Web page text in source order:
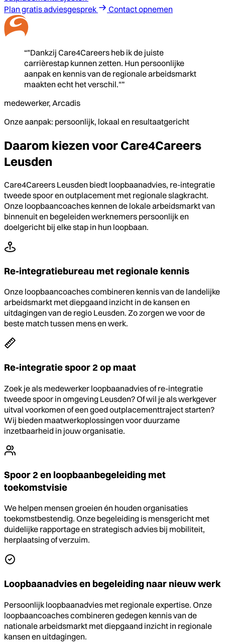
Plan gratis adviesgesprek
Contact opnemen
“"Dankzij Care4Careers heb ik de juiste
carrièrestap kunnen zetten. Hun persoonlijke
aanpak en kennis van de regionale arbeidsmarkt
maakten echt het verschil."”
medewerker, Arcadis
Onze aanpak: persoonlijk, lokaal en resultaatgericht
Daarom kiezen voor Care4Careers
Leusden
Care4Careers Leusden biedt loopbaanadvies, re-integratie
tweede spoor en outplacement met regionale slagkracht.
Onze loopbaancoaches kennen de lokale arbeidsmarkt van
binnenuit en begeleiden werknemers persoonlijk en
doelgericht bij elke stap in hun loopbaan.
Re-integratiebureau met regionale kennis
Onze loopbaancoaches combineren kennis van de landelijke
arbeidsmarkt met diepgaand inzicht in de kansen en
uitdagingen van de regio Leusden. Zo zorgen we voor de
beste match tussen mens en werk.
Re-integratie spoor 2 op maat
Zoek je als medewerker loopbaanadvies of re-integratie
tweede spoor in omgeving Leusden? Of wil je als werkgever
uitval voorkomen of een goed outplacementtraject starten?
Wij bieden maatwerkoplossingen voor duurzame
inzetbaarheid in jouw organisatie.
Spoor 2 en loopbaanbegeleiding met
toekomstvisie
We helpen mensen groeien én houden organisaties
toekomstbestendig. Onze begeleiding is mensgericht met
duidelijke rapportage en strategisch advies bij mobiliteit,
herplaatsing of verzuim.
Loopbaanadvies en begeleiding naar nieuw werk
Persoonlijk loopbaanadvies met regionale expertise. Onze
loopbaancoaches combineren gedegen kennis van de
nationale arbeidsmarkt met diepgaand inzicht in regionale
kansen en uitdagingen.